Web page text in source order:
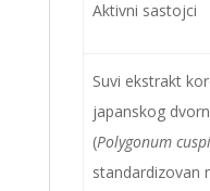
Aktivni sastojci
Suvi ekstrakt
japanskog
(Polygonum
standardizovan